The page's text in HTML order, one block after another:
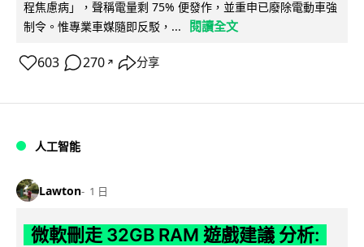
程焦慮病」，聲稱電量剩 75% 便發作，並重申已廢除電動車強
制令。惟專業車媒隨即反駁，...
閱讀全文
603 270 ↗ 分享
人工智能
Lawton 1 日
微軟刪走 32GB RAM 遊戲建議 分析: